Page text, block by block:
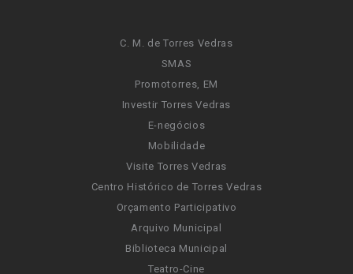
C. M. de Torres Vedras
SMAS
Promotorres, EM
Investir Torres Vedras
E-negócios
Mobilidade
Visite Torres Vedras
Centro Histórico de Torres Vedras
Orçamento Participativo
Arquivo Municipal
Biblioteca Municipal
Teatro-Cine